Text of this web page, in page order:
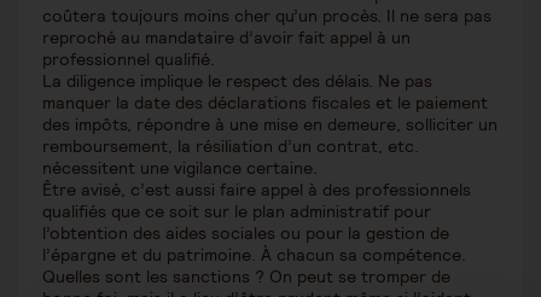
coûtera toujours moins cher qu’un procès. Il ne sera pas
reproché au mandataire d’avoir fait appel à un
professionnel qualifié.
La diligence implique le respect des délais. Ne pas
manquer la date des déclarations fiscales et le paiement
des impôts, répondre à une mise en demeure, solliciter un
remboursement, la résiliation d’un contrat, etc.
nécessitent une vigilance certaine.
Être avisé, c’est aussi faire appel à des professionnels
qualifiés que ce soit sur le plan administratif pour
l’obtention des aides sociales ou pour la gestion de
l’épargne et du patrimoine. À chacun sa compétence.
Quelles sont les sanctions ? On peut se tromper de